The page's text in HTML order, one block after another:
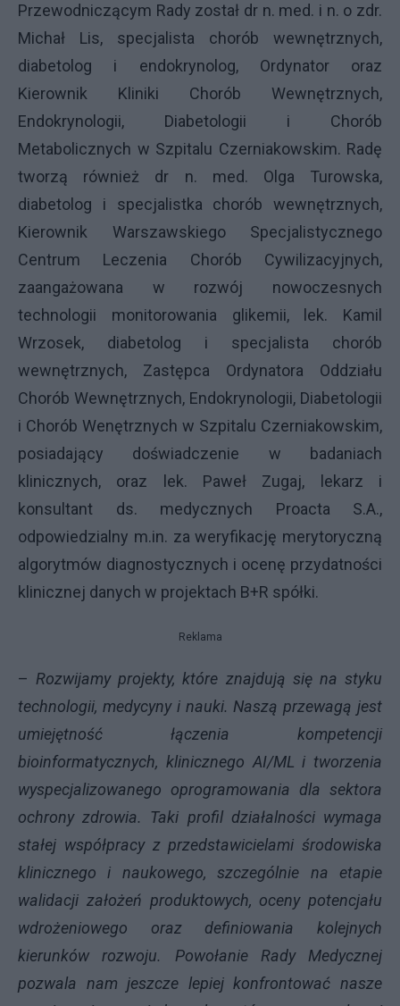
Przewodniczącym Rady został dr n. med. i n. o zdr.
Michał Lis, specjalista chorób wewnętrznych,
diabetolog i endokrynolog, Ordynator oraz
Kierownik Kliniki Chorób Wewnętrznych,
Endokrynologii, Diabetologii i Chorób
Metabolicznych w Szpitalu Czerniakowskim. Radę
tworzą również dr n. med. Olga Turowska,
diabetolog i specjalistka chorób wewnętrznych,
Kierownik Warszawskiego Specjalistycznego
Centrum Leczenia Chorób Cywilizacyjnych,
zaangażowana w rozwój nowoczesnych
technologii monitorowania glikemii, lek. Kamil
Wrzosek, diabetolog i specjalista chorób
wewnętrznych, Zastępca Ordynatora Oddziału
Chorób Wewnętrznych, Endokrynologii, Diabetologii
i Chorób Wenętrznych w Szpitalu Czerniakowskim,
posiadający doświadczenie w badaniach
klinicznych, oraz lek. Paweł Zugaj, lekarz i
konsultant ds. medycznych Proacta S.A.,
odpowiedzialny m.in. za weryfikację merytoryczną
algorytmów diagnostycznych i ocenę przydatności
klinicznej danych w projektach B+R spółki.
Reklama
– Rozwijamy projekty, które znajdują się na styku
technologii, medycyny i nauki. Naszą przewagą jest
umiejętność łączenia kompetencji
bioinformatycznych, klinicznego AI/ML i tworzenia
wyspecjalizowanego oprogramowania dla sektora
ochrony zdrowia. Taki profil działalności wymaga
stałej współpracy z przedstawicielami środowiska
klinicznego i naukowego, szczególnie na etapie
walidacji założeń produktowych, oceny potencjału
wdrożeniowego oraz definiowania kolejnych
kierunków rozwoju. Powołanie Rady Medycznej
pozwala nam jeszcze lepiej konfrontować nasze